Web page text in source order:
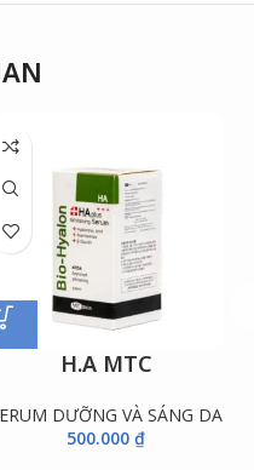
H.A MTC
DƯỠNG VÀ SÁNG DA
500.000₫